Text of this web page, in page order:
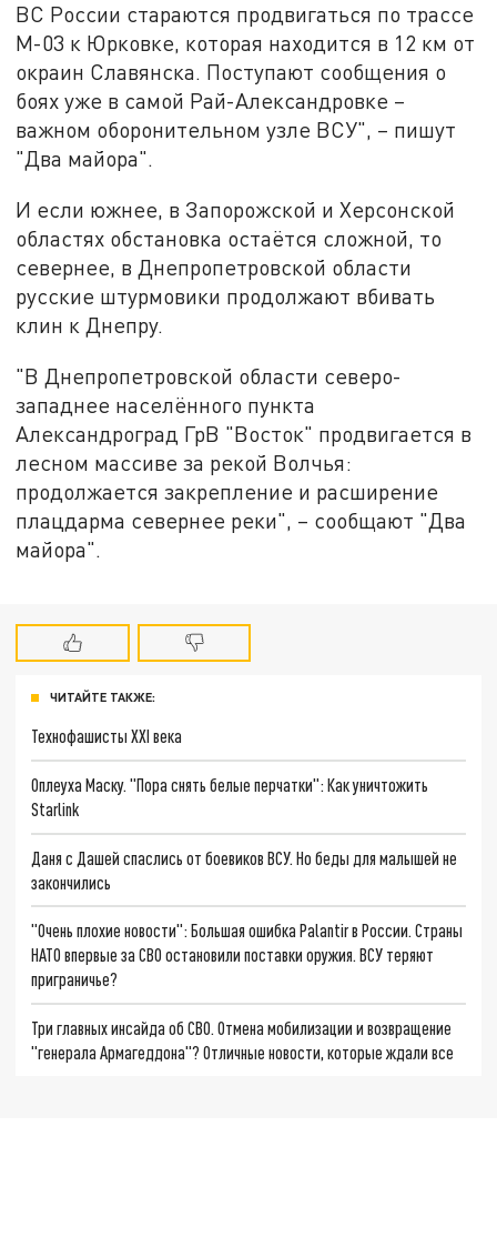
ВС России стараются продвигаться по трассе
М-03 к Юрковке, которая находится в 12 км от
окраин Славянска. Поступают сообщения о
боях уже в самой Рай-Александровке –
важном оборонительном узле ВСУ", – пишут
"Два майора".
И если южнее, в Запорожской и Херсонской
областях обстановка остаётся сложной, то
севернее, в Днепропетровской области
русские штурмовики продолжают вбивать
клин к Днепру.
"В Днепропетровской области северо-
западнее населённого пункта
Александроград ГрВ "Восток" продвигается в
лесном массиве за рекой Волчья:
продолжается закрепление и расширение
плацдарма севернее реки", – сообщают "Два
майора".
ЧИТАЙТЕ ТАКЖЕ:
Технофашисты XXI века
Оплеуха Маску. "Пора снять белые перчатки": Как уничтожить
Starlink
Даня с Дашей спаслись от боевиков ВСУ. Но беды для малышей не
закончились
"Очень плохие новости": Большая ошибка Palantir в России. Страны
НАТО впервые за СВО остановили поставки оружия. ВСУ теряют
приграничье?
Три главных инсайда об СВО. Отмена мобилизации и возвращение
"генерала Армагеддона"? Отличные новости, которые ждали все